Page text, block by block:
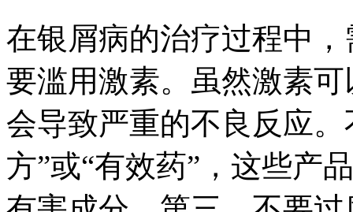
在银屑病的治疗过程中
要滥用激素。虽然激素
会导致严重的不良反应
方”或“有效药”，这些产